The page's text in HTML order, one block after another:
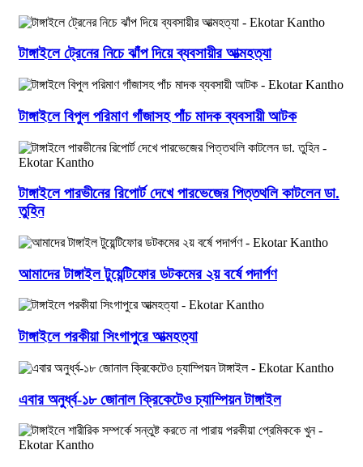
টাঙ্গাইলে ট্রেনের নিচে ঝাঁপ দিয়ে ব্যবসায়ীর আত্মহত্যা
টাঙ্গাইলে বিপুল পরিমাণ গাঁজাসহ পাঁচ মাদক ব্যবসায়ী আটক
টাঙ্গাইলে পারভীনের রিপোর্ট দেখে পারভেজের পিত্তথলি কাটলেন ডা.
তুহিন
আমাদের টাঙ্গাইল টুয়েন্টিফোর ডটকমের ২য় বর্ষে পদার্পণ
টাঙ্গাইলে পরকীয়া সিংগাপুরে আত্মহত্যা
এবার অনুর্ধ্ব-১৮ জোনাল ক্রিকেটেও চ্যাম্পিয়ন টাঙ্গাইল